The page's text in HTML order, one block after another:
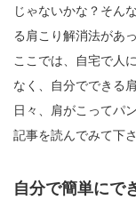
じゃないかな？そん
る肩こり解消法があ
ここでは、自宅で人
なく、自分でできる
日々、肩がこってパ
記事を読んでみて下
自分で簡単にで